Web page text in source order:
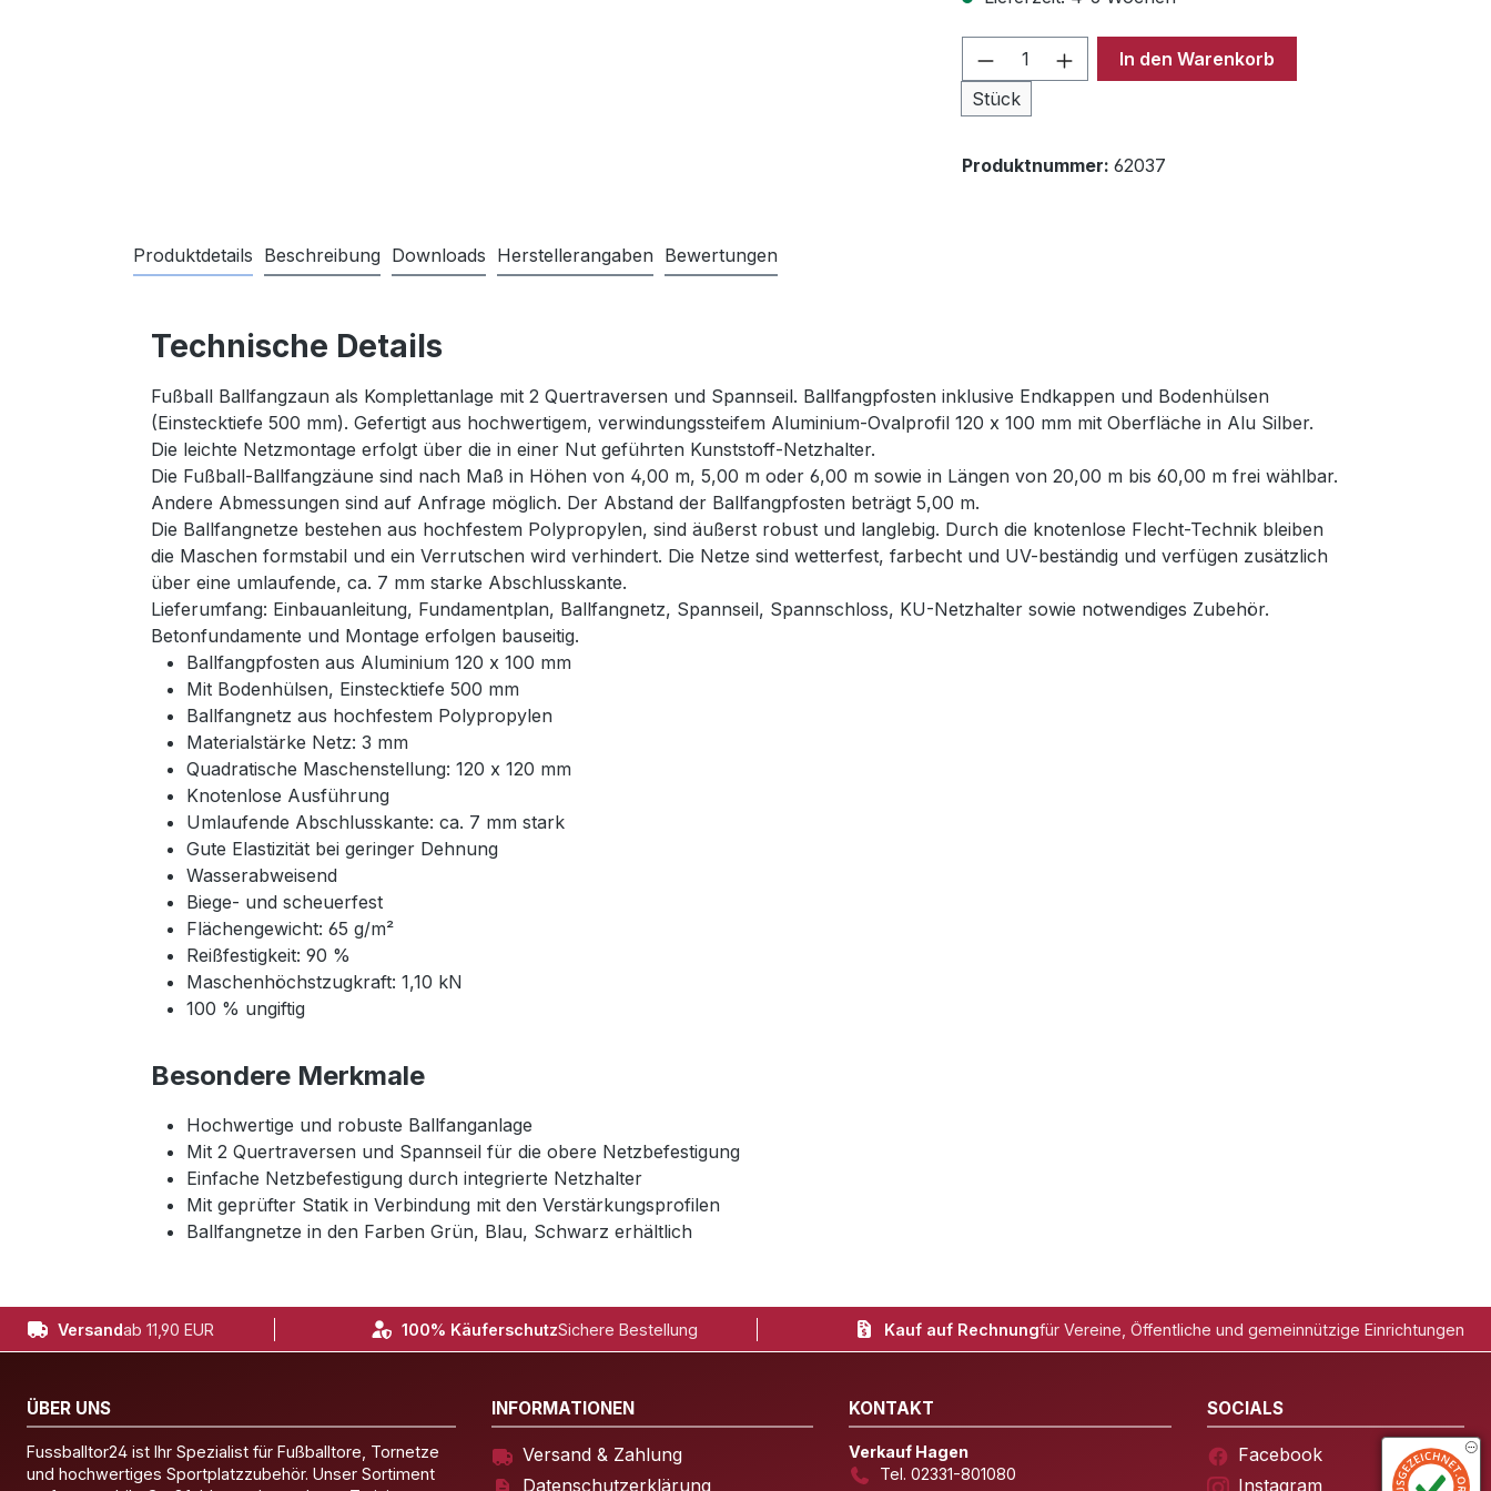
Produkt Anzahl: Gib den gewünschten
Stück
In den Warenkorb
Produktnummer:62037
Produktdetails Beschreibung Downloads Herstellerangaben Bewertungen
Technische Details
Fußball Ballfangzaun als Komplettanlage mit 2 Quertraversen und Spannseil. Ballfangpfosten inklusive Endkappen und Bodenhülsen
(Einstecktiefe 500 mm). Gefertigt aus hochwertigem, verwindungssteifem Aluminium-Ovalprofil 120 x 100 mm mit Oberfläche in Alu Silber.
Die leichte Netzmontage erfolgt über die in einer Nut geführten Kunststoff-Netzhalter.
Die Fußball-Ballfangzäune sind nach Maß in Höhen von 4,00 m, 5,00 m oder 6,00 m sowie in Längen von 20,00 m bis 60,00 m frei wählbar.
Andere Abmessungen sind auf Anfrage möglich. Der Abstand der Ballfangpfosten beträgt 5,00 m.
Die Ballfangnetze bestehen aus hochfestem Polypropylen, sind äußerst robust und langlebig. Durch die knotenlose Flecht-Technik bleiben
die Maschen formstabil und ein Verrutschen wird verhindert. Die Netze sind wetterfest, farbecht und UV-beständig und verfügen zusätzlich
über eine umlaufende, ca. 7 mm starke Abschlusskante.
Lieferumfang: Einbauanleitung, Fundamentplan, Ballfangnetz, Spannseil, Spannschloss, KU-Netzhalter sowie notwendiges Zubehör.
Betonfundamente und Montage erfolgen bauseitig.
Ballfangpfosten aus Aluminium 120 x 100 mm
Mit Bodenhülsen, Einstecktiefe 500 mm
Ballfangnetz aus hochfestem Polypropylen
Materialstärke Netz: 3 mm
Quadratische Maschenstellung: 120 x 120 mm
Knotenlose Ausführung
Umlaufende Abschlusskante: ca. 7 mm stark
Gute Elastizität bei geringer Dehnung
Wasserabweisend
Biege- und scheuerfest
Flächengewicht: 65 g/m²
Reißfestigkeit: 90 %
Maschenhöchstzugkraft: 1,10 kN
100 % ungiftig
Besondere Merkmale
Hochwertige und robuste Ballfanganlage
Mit 2 Quertraversen und Spannseil für die obere Netzbefestigung
Einfache Netzbefestigung durch integrierte Netzhalter
Mit geprüfter Statik in Verbindung mit den Verstärkungsprofilen
Ballfangnetze in den Farben Grün, Blau, Schwarz erhältlich
Versandab 11,90 EUR 100% KäuferschutzSichere Bestellung Kauf auf Rechnungfür Vereine, Öffentliche und gemeinnützige Einrichtungen
ÜBER UNS
Fussballtor24 ist Ihr Spezialist für Fußballtore, Tornetze
und hochwertiges Sportplatzzubehör. Unser Sortiment
INFORMATIONEN
Versand & Zahlung
Datenschutzerklärung
KONTAKT
Verkauf Hagen
Tel. 02331-801080
SOCIALS
Facebook
Instagram